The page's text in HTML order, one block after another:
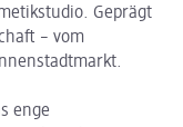
Geprägt
– vom
enge